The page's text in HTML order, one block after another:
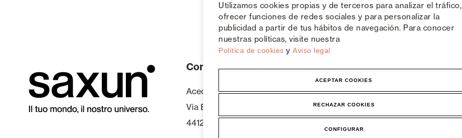
Utilizamos cookies propias y de terceros para analizar el tráfico,
ofrecer funciones de redes sociales y para personalizar la
publicidad a partir de tus hábitos de navegación. Para conocer
nuestras políticas, visite nuestra
Política de cookies y Aviso legal
ACEPTAR COOKIES
RECHAZAR COOKIES
CONFIGURAR
Contatto
Acedi Plast, S.R.L.
Via Bologna, 912
44124 - Ferrara - Italia
Area professionale
Download
Informazioni tecniche